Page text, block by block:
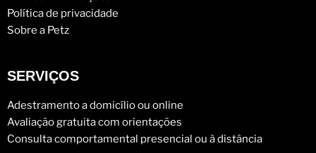
Política de privacidade
Sobre a Petz
SERVIÇOS
Adestramento a domicílio ou online
Avaliação gratuita com orientações
Consulta comportamental presencial ou à distância